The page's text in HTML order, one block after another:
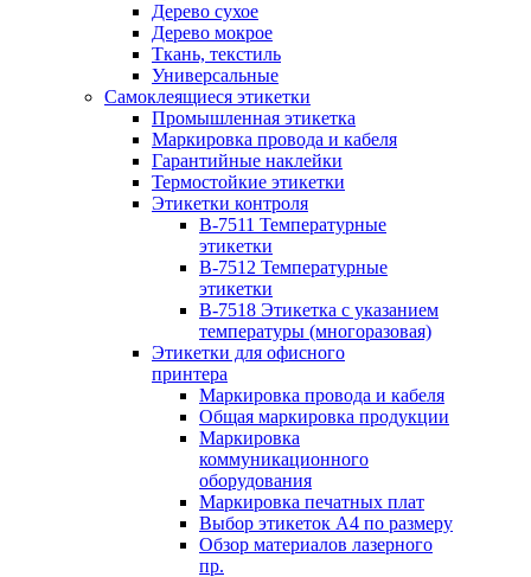
Дерево сухое
Дерево мокрое
Ткань, текстиль
Универсальные
Самоклеящиеся этикетки
Промышленная этикетка
Маркировка провода и кабеля
Гарантийные наклейки
Термостойкие этикетки
Этикетки контроля
B-7511 Температурные
этикетки
B-7512 Температурные
этикетки
B-7518 Этикетка с указанием
температуры (многоразовая)
Этикетки для офисного
принтера
Маркировка провода и кабеля
Общая маркировка продукции
Маркировка
коммуникационного
оборудования
Маркировка печатных плат
Выбор этикеток А4 по размеру
Обзор материалов лазерного
пр.